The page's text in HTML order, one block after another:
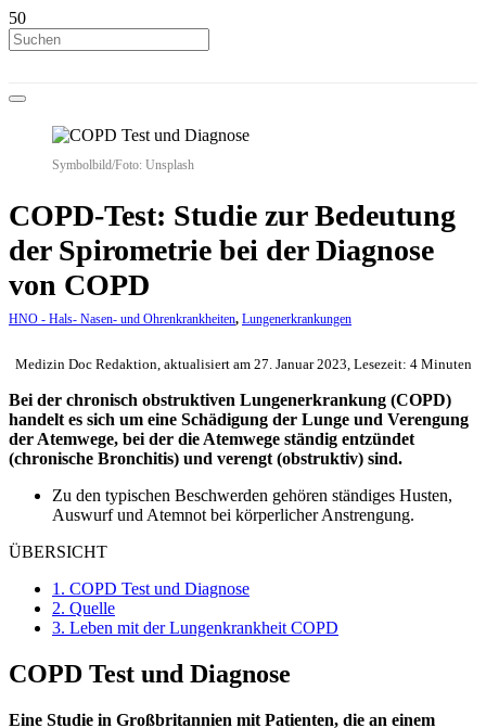
Symbolbild/Foto: Unsplash
COPD-Test: Studie zur Bedeutung
der Spirometrie bei der Diagnose
von COPD
HNO - Hals- Nasen- und Ohrenkrankheiten, Lungenerkrankungen
Medizin Doc Redaktion, aktualisiert am 27. Januar 2023, Lesezeit: 4 Minuten
Bei der chronisch obstruktiven Lungenerkrankung (COPD)
handelt es sich um eine Schädigung der Lunge und Verengung
der Atemwege, bei der die Atemwege ständig entzündet
(chronische Bronchitis) und verengt (obstruktiv) sind.
Zu den typischen Beschwerden gehören ständiges Husten,
Auswurf und Atemnot bei körperlicher Anstrengung.
ÜBERSICHT
1. COPD Test und Diagnose
2. Quelle
3. Leben mit der Lungenkrankheit COPD
COPD Test und Diagnose
Eine Studie in Großbritannien mit Patienten, die an einem